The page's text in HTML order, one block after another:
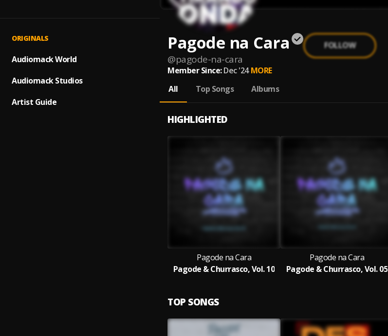
ORIGINALS
Audiomack World
Audiomack Studios
Artist Guide
Pagode na Cara
@pagode-na-cara
FOLLOW
Member Since: Dec '24 MORE
All
Top Songs Albums
HIGHLIGHTED
Pagode na Cara
Pagode & Churrasco, Vol. 10
Pagode na Cara
Pagode & Churrasco, Vol. 05
TOP SONGS